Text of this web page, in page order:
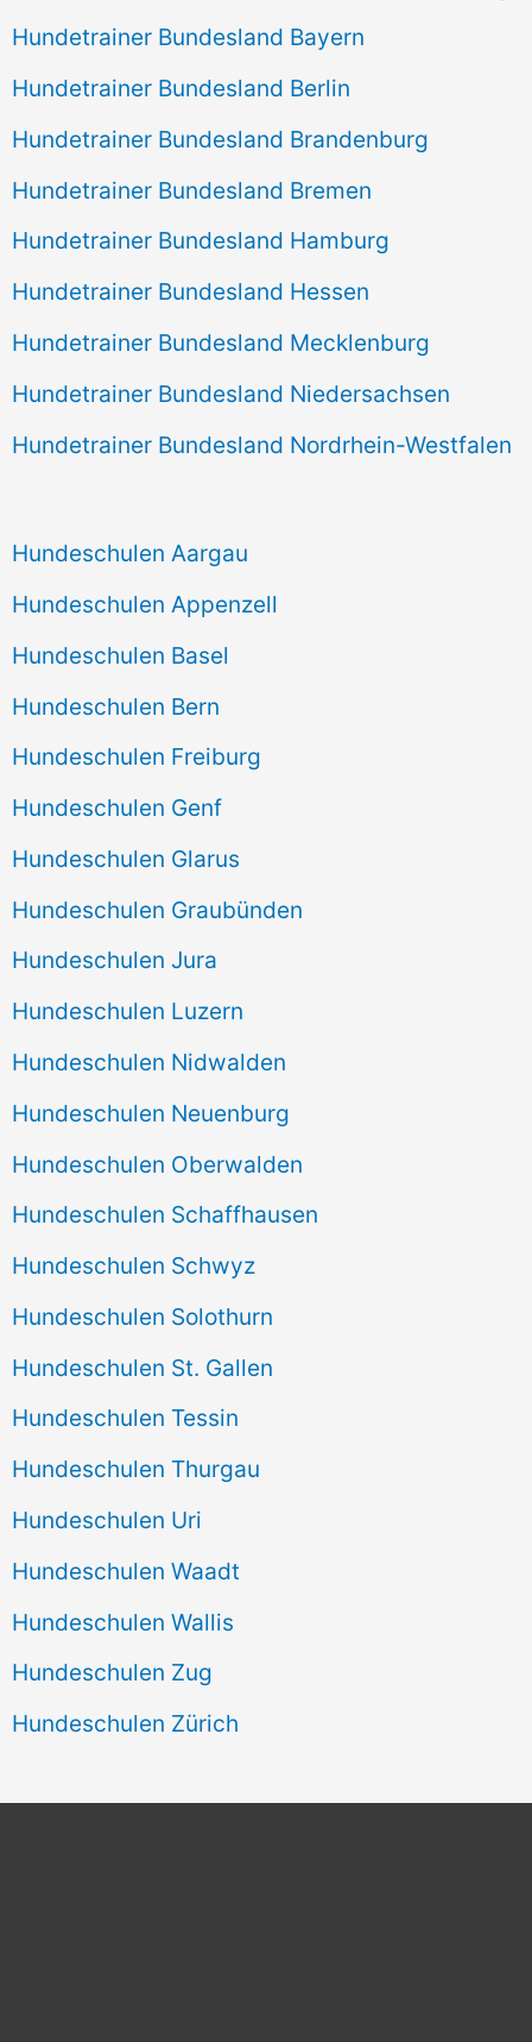
Hundetrainer Bundesland Bayern
Hundetrainer Bundesland Berlin
Hundetrainer Bundesland Brandenburg
Hundetrainer Bundesland Bremen
Hundetrainer Bundesland Hamburg
Hundetrainer Bundesland Hessen
Hundetrainer Bundesland Mecklenburg
Hundetrainer Bundesland Niedersachsen
Hundetrainer Bundesland Nordrhein-Westfalen
Hundeschulen Aargau
Hundeschulen Appenzell
Hundeschulen Basel
Hundeschulen Bern
Hundeschulen Freiburg
Hundeschulen Genf
Hundeschulen Glarus
Hundeschulen Graubünden
Hundeschulen Jura
Hundeschulen Luzern
Hundeschulen Nidwalden
Hundeschulen Neuenburg
Hundeschulen Oberwalden
Hundeschulen Schaffhausen
Hundeschulen Schwyz
Hundeschulen Solothurn
Hundeschulen St. Gallen
Hundeschulen Tessin
Hundeschulen Thurgau
Hundeschulen Uri
Hundeschulen Waadt
Hundeschulen Wallis
Hundeschulen Zug
Hundeschulen Zürich